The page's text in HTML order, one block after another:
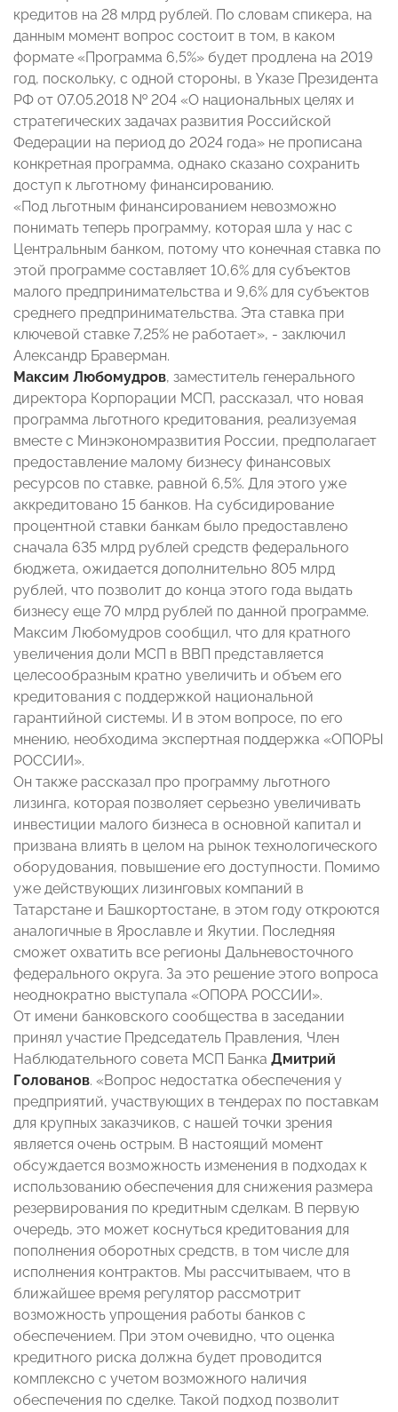
кредитов на 28 млрд рублей. По словам спикера, на
данным момент вопрос состоит в том, в каком
формате «Программа 6,5%» будет продлена на 2019
год, поскольку, с одной стороны, в Указе Президента
РФ от 07.05.2018 № 204 «О национальных целях и
стратегических задачах развития Российской
Федерации на период до 2024 года» не прописана
конкретная программа, однако сказано сохранить
доступ к льготному финансированию.
«Под льготным финансированием невозможно
понимать теперь программу, которая шла у нас с
Центральным банком, потому что конечная ставка по
этой программе составляет 10,6% для субъектов
малого предпринимательства и 9,6% для субъектов
среднего предпринимательства. Эта ставка при
ключевой ставке 7,25% не работает», - заключил
Александр Браверман.
Максим Любомудров, заместитель генерального
директора Корпорации МСП, рассказал, что новая
программа льготного кредитования, реализуемая
вместе с Минэкономразвития России, предполагает
предоставление малому бизнесу финансовых
ресурсов по ставке, равной 6,5%. Для этого уже
аккредитовано 15 банков. На субсидирование
процентной ставки банкам было предоставлено
сначала 635 млрд рублей средств федерального
бюджета, ожидается дополнительно 805 млрд
рублей, что позволит до конца этого года выдать
бизнесу еще 70 млрд рублей по данной программе.
Максим Любомудров сообщил, что для кратного
увеличения доли МСП в ВВП представляется
целесообразным кратно увеличить и объем его
кредитования с поддержкой национальной
гарантийной системы. И в этом вопросе, по его
мнению, необходима экспертная поддержка «ОПОРЫ
РОССИИ».
Он также рассказал про программу льготного
лизинга, которая позволяет серьезно увеличивать
инвестиции малого бизнеса в основной капитал и
призвана влиять в целом на рынок технологического
оборудования, повышение его доступности. Помимо
уже действующих лизинговых компаний в
Татарстане и Башкортостане, в этом году откроются
аналогичные в Ярославле и Якутии. Последняя
сможет охватить все регионы Дальневосточного
федерального округа. За это решение этого вопроса
неоднократно выступала «ОПОРА РОССИИ».
От имени банковского сообщества в заседании
принял участие Председатель Правления, Член
Наблюдательного совета МСП Банка Дмитрий
Голованов. «Вопрос недостатка обеспечения у
предприятий, участвующих в тендерах по поставкам
для крупных заказчиков, с нашей точки зрения
является очень острым. В настоящий момент
обсуждается возможность изменения в подходах к
использованию обеспечения для снижения размера
резервирования по кредитным сделкам. В первую
очередь, это может коснуться кредитования для
пополнения оборотных средств, в том числе для
исполнения контрактов. Мы рассчитываем, что в
ближайшее время регулятор рассмотрит
возможность упрощения работы банков с
обеспечением. При этом очевидно, что оценка
кредитного риска должна будет проводится
комплексно с учетом возможного наличия
обеспечения по сделке. Такой подход позволит